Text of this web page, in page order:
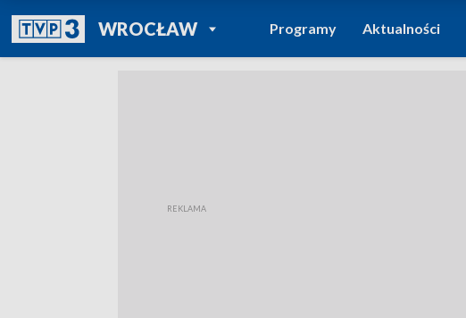
WROCŁAWPOWRÓT DO
TVP REGIONY
Programy Aktualności